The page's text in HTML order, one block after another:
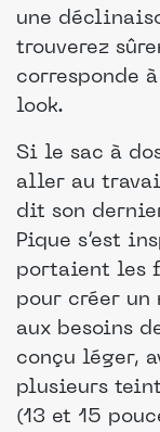
une
trouverez
corresponde
look.
Si le sac à
aller au
dit son
Pique s’est
portaient les
pour créer un
aux besoins
conçu léger,
plusieurs
(13 et 15